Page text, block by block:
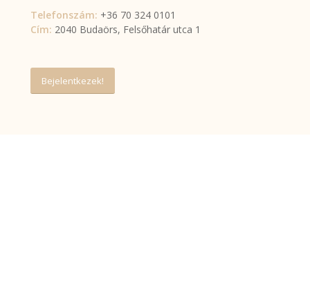
Telefonszám: +36 70 324 0101
Cím: 2040 Budaörs, Felsőhatár utca 1
Bejelentkezek!